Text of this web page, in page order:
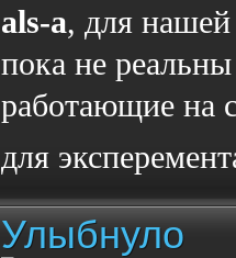
als-a, для нашей
пока не реальны
работающие на
для
Улыбнуло